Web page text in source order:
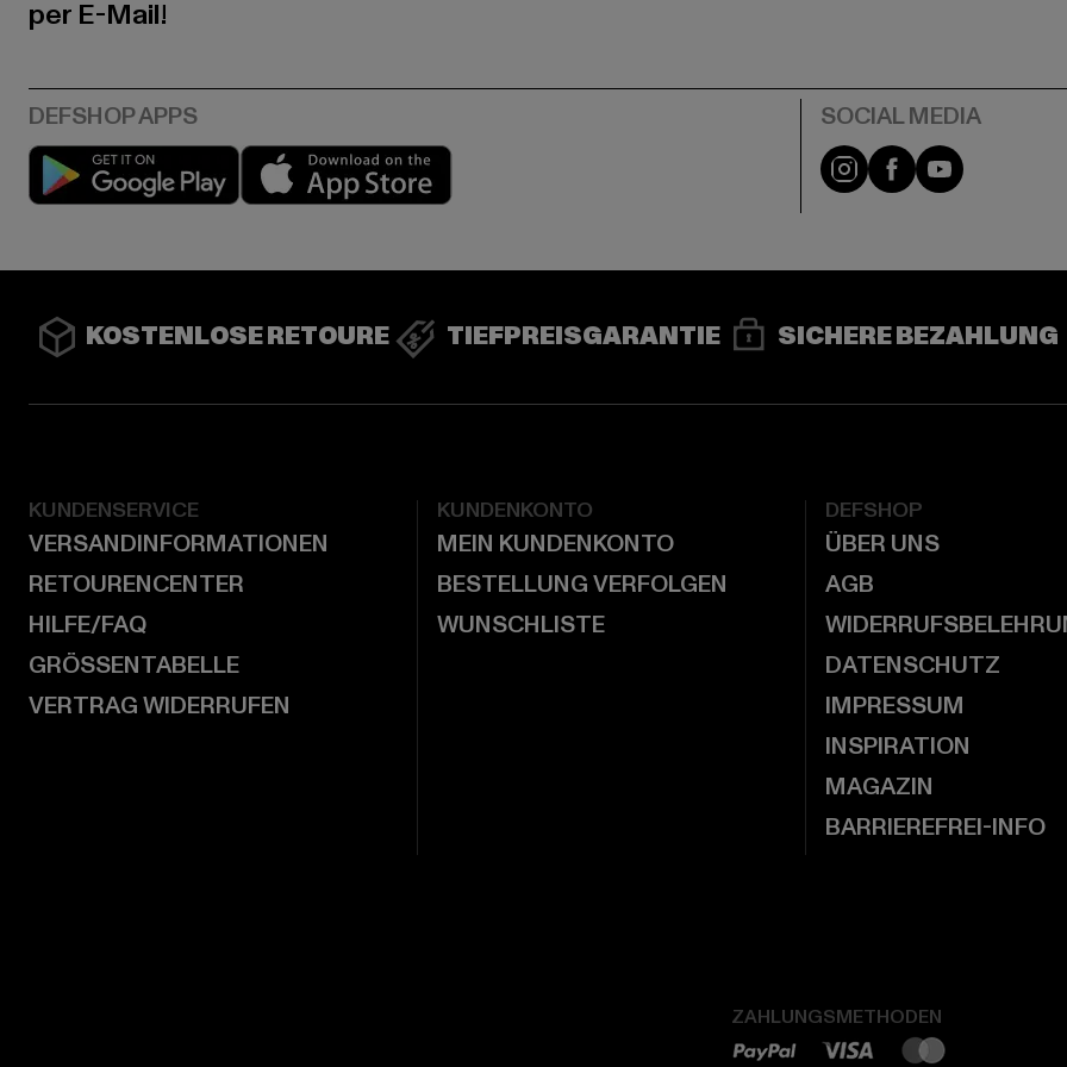
per E-Mail!
Play market Instagram
FacebookYouTube
KOSTENLOSE RETOURE TIEFPREISGARANTIE SICHERE BEZAHLUNG
KUNDENSERVICE
VERSANDINFORMATIONEN
RETOURENCENTER
HILFE/FAQ
GRÖSSENTABELLE
VERTRAG WIDERRUFEN
KUNDENKONTO
MEIN KUNDENKONTO
BESTELLUNG VERFOLGEN
WUNSCHLISTE
DEFSHOP
ÜBER UNS
AGB
DATENSCHUTZ
IMPRESSUM
INSPIRATION
MAGAZIN
BARRIEREFREI-INFO
ZAHLUNGSMETHODEN